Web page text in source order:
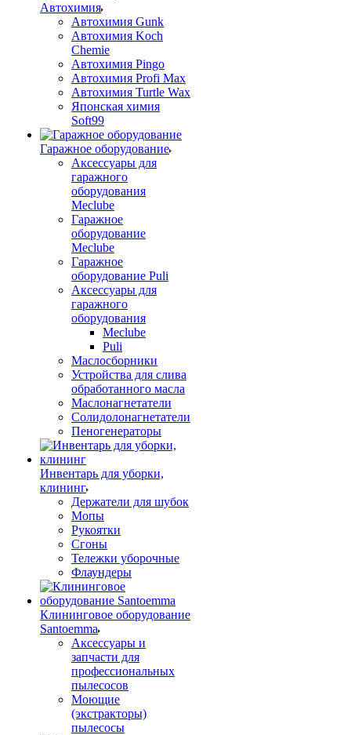
Автохимия
Автохимия Gunk
Автохимия Koch
Chemie
Автохимия Pingo
Автохимия Profi Max
Автохимия Turtle Wax
Японская химия
Soft99
Гаражное оборудование
Аксессуары для
гаражного
оборудования
Meclube
Гаражное
оборудование
Meclube
Гаражное
оборудование Puli
Аксессуары для
гаражного
оборудования
Meclube
Puli
Маслосборники
Устройства для слива
обработанного масла
Маслонагнетатели
Солидолонагнетатели
Пеногенераторы
Инвентарь для уборки,
клининг
Держатели для шубок
Мопы
Рукоятки
Сгоны
Тележки уборочные
Флаундеры
Клининговое оборудование
Santoemma
Аксессуары и
запчасти для
профессиональных
пылесосов
Моющие
(экстракторы)
пылесосы